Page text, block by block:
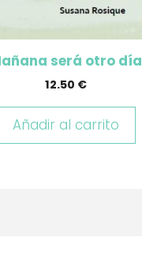
será otro día
12.50 €
Añadir al carrito